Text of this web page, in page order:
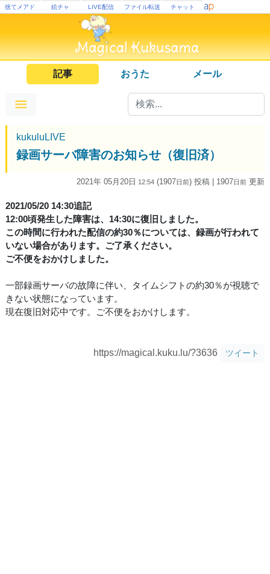
捨てメアド 絵チャ LIVE配信 ファイル転送 チャット
記事 おうた メール
kukuluLIVE
録画サーバ障害のお知らせ（復旧済）
2021年 05月20日 12:54 (1907日前) 投稿 | 1907日前 更新
2021/05/20 14:30追記
12:00頃発生した障害は、14:30に復旧しました。
この時間に行われた配信の約30％については、録画が行われて
いない場合があります。ご了承ください。
ご不便をおかけしました。
一部録画サーバの故障に伴い、タイムシフトの約30％が視聴で
きない状態になっています。
現在復旧対応中です。ご不便をおかけします。
https://magical.kuku.lu/?3636 ツイート